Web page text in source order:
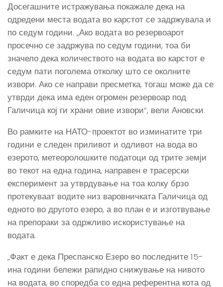
Досегашните истражувања покажале дека на
одредени места водата во карстот се задржувала и
по седум години. „Ако водата во резервоарот
просечно се задржува по седум години, тоа би
значело дека количеството на водата во карстот е
седум пати поголема отколку што се околните
извори. Ако се направи пресметка, тогаш може да се
утврди дека има еден огромен резервоар под
Галичица кој ги храни овие извори“, вели Ановски.
Во рамките на НАТО-проектот во изминатите три
години е следен приливот и одливот на вода во
езерото, метеоролошките податоци од трите земји
во текот на една година, направен е трасерски
експеримент за утврдување на тоа колку брзо
протекуваат водите низ варовничката Галичица од
едното во другото езеро, а во план е и изготвување
на препораки за одржливо искористување на
водата.
„Факт е дека Преспанско Езеро во последните 15-
ина години бележи рапидно снижување на нивото
на водата, во споредба со една референтна кота од